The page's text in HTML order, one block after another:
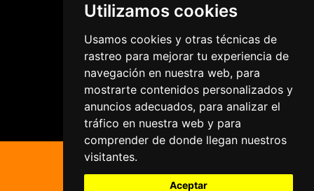
Utilizamos cookies
Usamos cookies y otras técnicas de
rastreo para mejorar tu experiencia de
navegación en nuestra web, para
mostrarte contenidos personalizados y
anuncios adecuados, para analizar el
tráfico en nuestra web y para
comprender de donde llegan nuestros
visitantes.
Aceptar
Instagram
Facebook
Threads